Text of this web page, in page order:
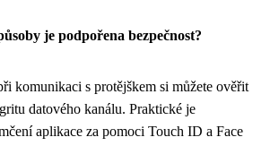
je podpořena bezpečnost?
komunikaci s protějškem si můžete ověřit
datového kanálu. Praktické je
aplikace za pomoci Touch ID a Face